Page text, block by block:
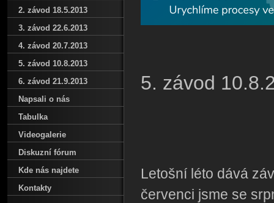
5. závod
Letošní léto dává
červenci jsme se
2. závod 18.5.2013
3. závod 22.6.2013
4. závod 20.7.2013
5. závod 10.8.2013
6. závod 21.9.2013
Napsali o nás
Tabulka
Videogalerie
Diskuzní fórum
Kde nás najdete
Kontakty